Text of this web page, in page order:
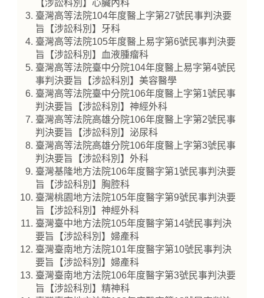
【涉訟科別】心臟內科
臺灣高等法院104年度醫上字第27號民事判決要
旨【涉訟科別】牙科
臺灣高等法院105年度醫上易字第6號民事判決要
旨【涉訟科別】血液腫瘤科
臺灣高等法院臺中分院104年度醫上易字第4號民
事判決要旨【涉訟科別】美容醫學
臺灣高等法院臺中分院106年度醫上字第1號民事
判決要旨【涉訟科別】神經外科
臺灣高等法院高雄分院106年度醫上字第2號民事
判決要旨【涉訟科別】泌尿科
臺灣高等法院高雄分院106年度醫上字第3號民事
判決要旨【涉訟科別】外科
臺灣基隆地方法院106年度醫字第1號民事判決要
旨【涉訟科別】胸腔科
臺灣桃園地方法院105年度醫字第9號民事判決要
旨【涉訟科別】神經外科
臺灣臺中地方法院105年度醫字第14號民事判決
要旨【涉訟科別】婦產科
臺灣臺南地方法院101年度醫字第10號民事判決
要旨【涉訟科別】婦產科
臺灣臺南地方法院106年度醫字第3號民事判決要
旨【涉訟科別】精神科